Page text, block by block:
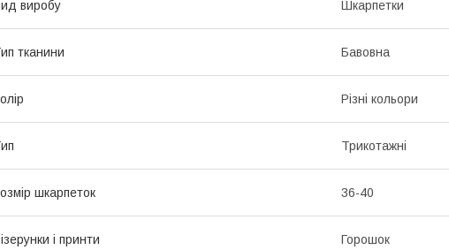
виробу Шкарпетки
тканини Бавовна
Різні кольори
Трикотажні
шкарпеток 36-40
і принти Горошок